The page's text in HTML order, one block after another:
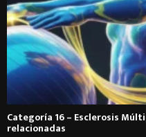
Categoría 16 – Esclerosis
relacionadas